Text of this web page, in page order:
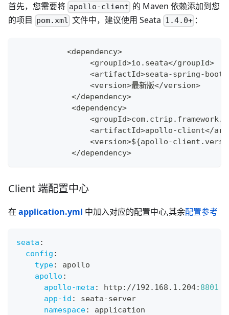
首先，您需要将 apollo-client 的 Maven 依赖添加到您
的项目 pom.xml 文件中，建议使用 Seata 1.4.0+：
<dependency>
<groupId>io . seata</groupId>
<artifactId>seata-spring-boot
<version>最新版</version>
</dependency>
<dependency>
<groupId>com. ctrip . framework.
<artifactId>apollo-client</
<version>${apollo-client .
</dependency>
Client 端配置中心
在 application.yml 中加入对应的配置中心,其余配置参考
seata :
config :
type:
apollo
apollo :
apollo-meta : http : //192.168.1.204: 8801
app-id : seata-server
namespace:
application